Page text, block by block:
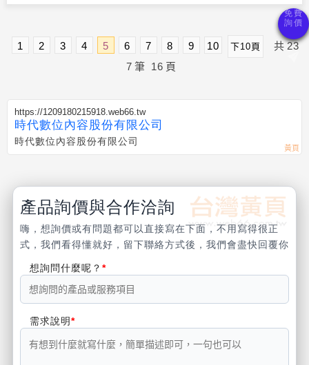
1 2 3 4 5 6 7 8 9 10 下10頁 共 23
7 筆 16 頁
https://1209180215918.web66.tw
時代數位內容股份有限公司
時代數位內容股份有限公司
產品詢價與合作洽詢
嗨，想詢價或有問題都可以直接寫在下面，不用寫得很正
式，我們看得懂就好，留下聯絡方式後，我們會盡快回覆你
想詢問什麼呢？
需求說明